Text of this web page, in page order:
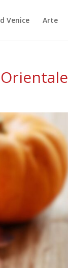
Venice Arte